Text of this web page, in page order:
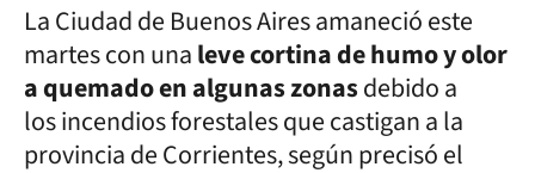
La Ciudad de Buenos Aires amaneció este
martes con unaleve cortina de humo y olor
a quemado en algunas zonasdebido a
los incendios forestales que castigan a la
provincia de Corrientes, según precisó el